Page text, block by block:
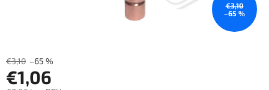
€3,10
–65 %
€3,10 –65 %
€1,06